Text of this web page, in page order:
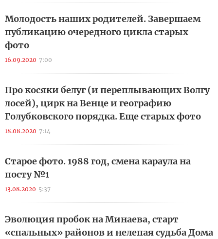
Молодость наших родителей. Завершаем
публикацию очередного цикла старых
фото
16.09.2020 7:00
Про косяки белуг (и переплывающих Волгу
лосей), цирк на Венце и географию
Голубковского порядка. Еще старых фото
18.08.2020 7:14
Старое фото. 1988 год, смена караула на
посту №1
13.08.2020 5:37
Эволюция пробок на Минаева, старт
«спальных» районов и нелепая судьба Дома